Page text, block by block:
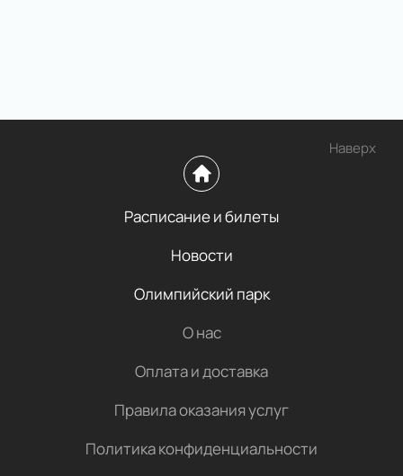
Наверх
Расписание и билеты
Новости
Олимпийский парк
О нас
Оплата и доставка
Правила оказания услуг
Политика конфиденциальности